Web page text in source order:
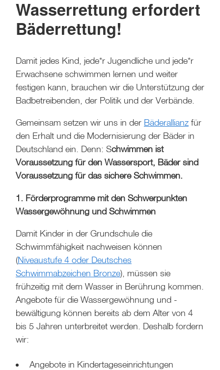
Wasserrettung erfordert
Bäderrettung!
Damit jedes Kind, jede*r Jugendliche und jede*r
Erwachsene schwimmen lernen und weiter
festigen kann, brauchen wir die Unterstützung der
Badbetreibenden, der Politik und der Verbände.
Gemeinsam setzen wir uns in der Bäderallianz für
den Erhalt und die Modernisierung der Bäder in
Deutschland ein. Denn: Schwimmen ist
Voraussetzung für den Wassersport, Bäder sind
Voraussetzung für das sichere Schwimmen.
1. Förderprogramme mit den Schwerpunkten
Wassergewöhnung und Schwimmen
Damit Kinder in der Grundschule die
Schwimmfähigkeit nachweisen können
(Niveaustufe 4 oder Deutsches
Schwimmabzeichen Bronze), müssen sie
frühzeitig mit dem Wasser in Berührung kommen.
Angebote für die Wassergewöhnung und -
bewältigung können bereits ab dem Alter von 4
bis 5 Jahren unterbreitet werden. Deshalb fordern
wir:
Angebote in Kindertageseinrichtungen